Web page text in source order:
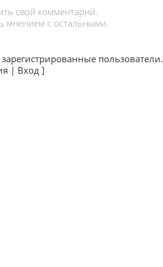
свой комментарий.
мнением с остальными.
пользователи.
| Вход]